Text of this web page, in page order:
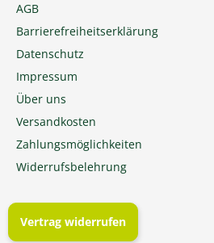
AGB
Barrierefreiheitserklärung
Datenschutz
Impressum
Über uns
Versandkosten
Zahlungsmöglichkeiten
Widerrufsbelehrung
Vertrag widerrufen